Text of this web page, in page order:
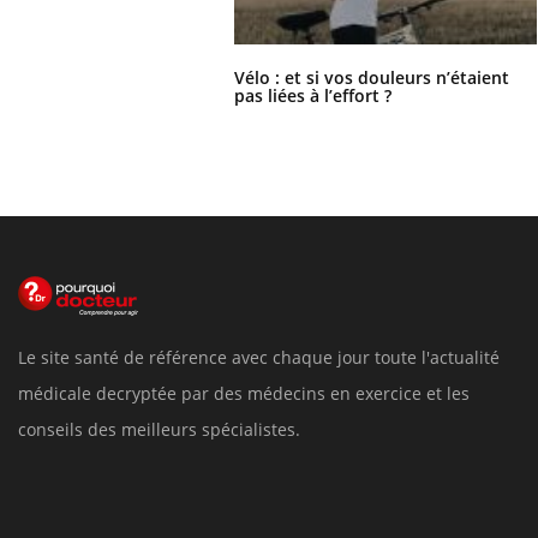
Vélo : et si vos douleurs n’étaient
pas liées à l’effort ?
Le site santé de référence avec chaque jour toute l'actualité
médicale decryptée par des médecins en exercice et les
conseils des meilleurs spécialistes.